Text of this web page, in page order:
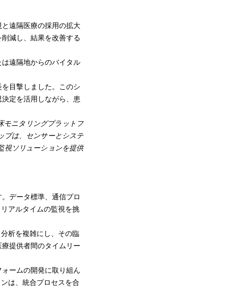
遠隔医療の採用の拡大
減し、結果を改善する
遠隔地からのバイタル
目撃しました。このシ
定を活用しながら、患
モニタリングプラットフ
プは、センサーとシステ
視ソリューションを提供
データ標準、通信プロ
アルタイムの監視を挑
析を複雑にし、その臨
提供者間のタイムリー
ームの開発に取り組ん
は、統合プロセスを合